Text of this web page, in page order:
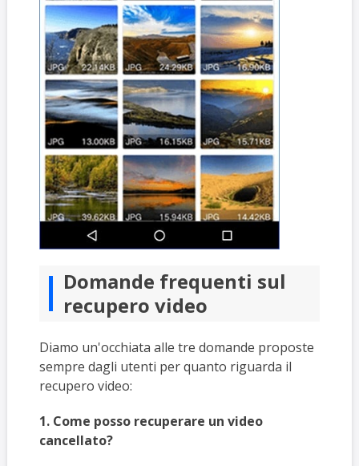
Domande frequenti sul
recupero video
Diamo un'occhiata alle tre domande proposte
sempre dagli utenti per quanto riguarda il
recupero video:
1. Come posso recuperare un video
cancellato?